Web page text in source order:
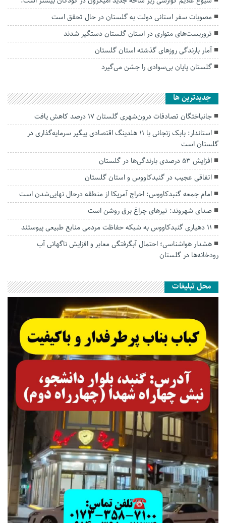
مصوبات سفر استانی دولت به گلستان در حال تحقق است
تروریست‌های متواری در استان گلستان دستگیر شدند
آمار بارندگی روزهای گذشته استان گلستان
گلستان پایان بی‌سوادی را جشن می‌گیرد
جديدترين ها
جانباختگان تصادفات درون‌شهری گلستان ۱۷ درصد کاهش یافت
استاندار: بابک زنجانی با ۱۱ هلدینگ اقتصادی پیگیر سرمایه‌گذاری در
گلستان است
افزایش ۵۳ درصدی بارندگی‌ها در گلستان
اتفاقی عجیب در‌ گنبدکاووس و استان گلستان
امام جمعه گنبدکاووس: اخراج آمریکا از منطقه درحال نهایی‌شدن است
صدای شهروند: تیرهای چراغ برق روشن است
۱۱ دهیاری گنبدکاووس به شبکه حفاظت مردمی منابع طبیعی پیوستند
هشدار هواشناسی؛ احتمال آبگرفتگی معابر و افزایش ناگهانی آب
رودخانه‌ها در گلستان
محل تبلیغات